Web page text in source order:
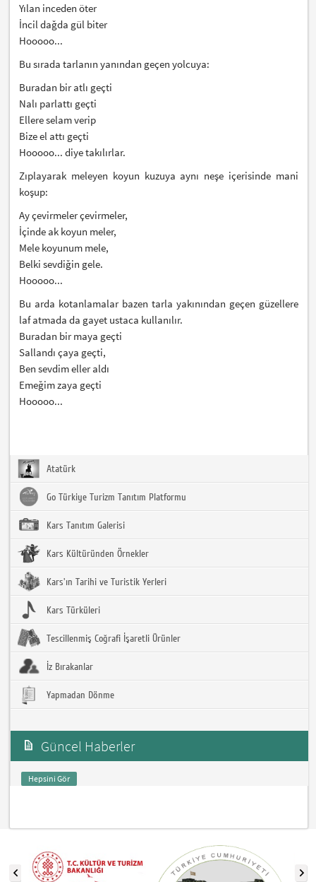
Yılan inceden öter
İncil dağda gül biter
Hooooo...
Bu sırada tarlanın yanından geçen yolcuya:
Buradan bir atlı geçti
Nalı parlattı geçti
Ellere selam verip
Bize el attı geçti
Hooooo... diye takılırlar.
Zıplayarak meleyen koyun kuzuya aynı neşe içerisinde mani
koşup:
Ay çevirmeler çevirmeler,
İçinde ak koyun meler,
Mele koyunum mele,
Belki sevdiğin gele.
Hooooo...
Bu arda kotanlamalar bazen tarla yakınından geçen güzellere
laf atmada da gayet ustaca kullanılır.
Buradan bir maya geçti
Sallandı çaya geçti,
Ben sevdim eller aldı
Emeğim zaya geçti
Hooooo...
Atatürk
Go Türkiye Turizm Tanıtım Platformu
Kars Tanıtım Galerisi
Kars Kültüründen Örnekler
Kars'ın Tarihi ve Turistik Yerleri
Kars Türküleri
Tescillenmiş Coğrafi İşaretli Ürünler
İz Bırakanlar
Yapmadan Dönme
Güncel Haberler
Hepsini Gör